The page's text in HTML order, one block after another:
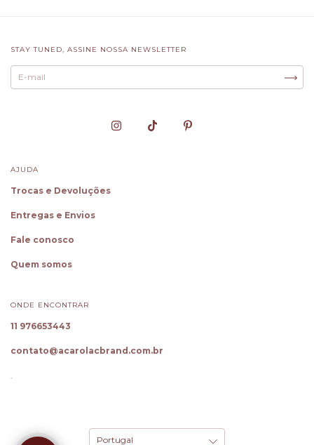
STAY TUNED, ASSINE NOSSA NEWSLETTER
AJUDA
Trocas e Devoluções
Entregas e Envios
Fale conosco
Quem somos
ONDE ENCONTRAR
11 976653443
contato@acarolacbrand.com.br
.